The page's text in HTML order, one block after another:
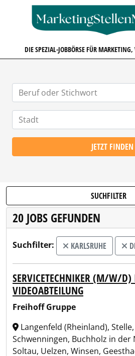
DIE SPEZIAL-JOBBÖRSE FÜR
JETZT FINDEN
SUCHFILTER
20 JOBS GEFUNDEN
Suchfilter: KARLSRUHE
SERVICETECHNIKER (M/W/D)
VIDEOABTEILUNG
Freihoff Gruppe
Langenfeld (Rheinland),
Schwenningen, Buchholz in der
Soltau, Uelzen, Winsen,